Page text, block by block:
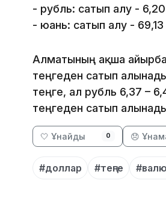
- рубль: сатып алу -
- юань: сатып алу -
Алматының ақша
теңгеден сатып
теңге, ал рубль 6,37 –
теңгеден сатып
🤍 Ұнайды 0 😞
#доллар #теңге